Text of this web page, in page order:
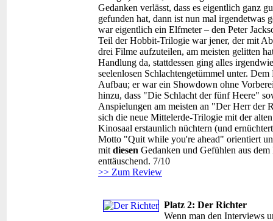
Gedanken verlässt, dass es eigentlich ganz
gefunden hat, dann ist nun mal
war eigentlich ein Elfmeter – den Peter
Teil der Hobbit-Trilogie war jener, der mit
drei Filme aufzuteilen, am meisten gelitten
Handlung da, stattdessen ging alles
seelenlosen Schlachtengetümmel unter.
Aufbau; er war ein Showdown ohne
hinzu, dass "Die Schlacht der fünf Heere"
Anspielungen am meisten an "Der Herr der
sich die neue Mittelerde-Trilogie mit der
Kinosaal erstaunlich nüchtern (und
Motto "Quit while you're ahead" orientiert
mit diesen Gedanken und Gefühlen aus
enttäuschend. 7/10
>> Zum Review
Platz 2: Der Richter
Wenn man den Interviews